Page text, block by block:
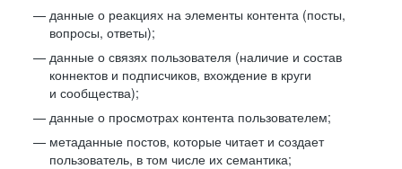
данные о реакциях на элементы контента (посты,
вопросы, ответы);
данные о связях пользователя (наличие и состав
коннектов и подписчиков, вхождение в круги
и сообщества);
данные о просмотрах контента пользователем;
метаданные постов, которые читает и создает
пользователь, в том числе их семантика;